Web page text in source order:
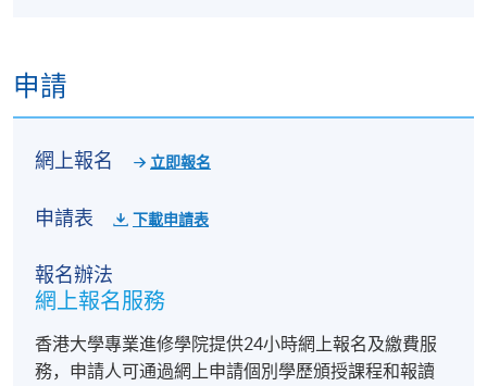
申請
網上報名 立即報名
申請表 下載申請表
報名辦法
網上報名服務
香港大學專業進修學院提供24小時網上報名及繳費服
務，申請人可通過網上申請個別學歷頒授課程和報讀